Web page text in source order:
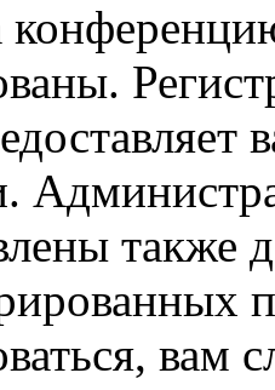
также
вам